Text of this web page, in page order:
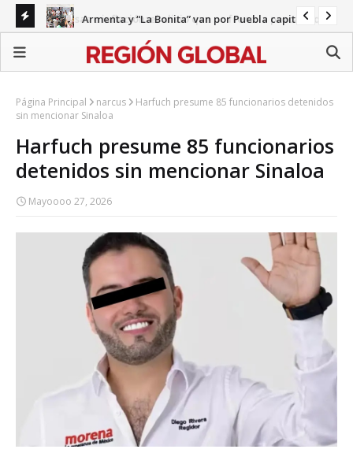
Remesas e inflación: el alivio que no frena la precariedad
Armenta y “La Bonita” van por Puebla capital
Página Principal narcus
Harfuch presume 85 funcionarios detenidos
sin mencionar Sinaloa
Harfuch presume 85 funcionarios
detenidos sin mencionar Sinaloa
Mayoooo 27, 2026